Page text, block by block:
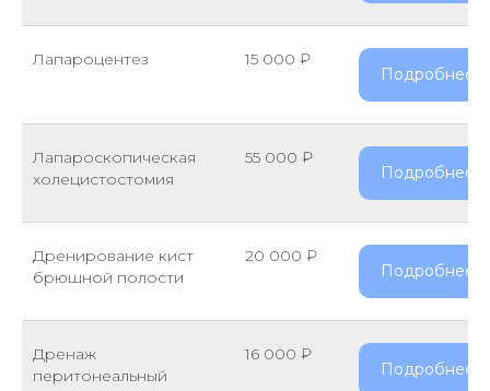
Лапароцентез 15 000 ₽
Подробнее
Лапароскопическая
холецистостомия
55 000 ₽
Подробнее
Дренирование кист
брюшной полости
20 000 ₽
Подробнее
Дренаж
перитонеальный
16 000 ₽
Подробнее